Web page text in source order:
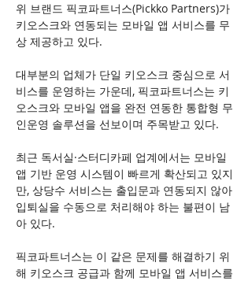
위 브랜드 픽코파트너스(Pickko Partners)가
키오스크와 연동되는 모바일 앱 서비스를 무
상 제공하고 있다.
대부분의 업체가 단일 키오스크 중심으로 서
비스를 운영하는 가운데, 픽코파트너스는 키
오스크와 모바일 앱을 완전 연동한 통합형 무
인운영 솔루션을 선보이며 주목받고 있다.
최근 독서실·스터디카페 업계에서는 모바일
앱 기반 운영 시스템이 빠르게 확산되고 있지
만, 상당수 서비스는 출입문과 연동되지 않아
입퇴실을 수동으로 처리해야 하는 불편이 남
아 있다.
픽코파트너스는 이 같은 문제를 해결하기 위
해 키오스크 공급과 함께 모바일 앱 서비스를